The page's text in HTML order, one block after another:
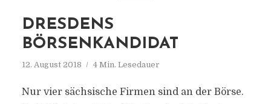
DRESDENS
BÖRSENKANDIDAT
12. August 2018 4 Min. Lesedauer
Nur vier sächsische Firmen sind an der Börse.